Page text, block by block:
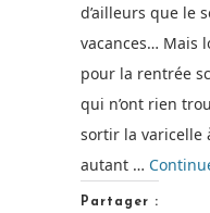
d’ailleurs que le
vacances… Mais
pour la rentrée
qui n’ont rien
sortir la varicelle
autant …
Partager :